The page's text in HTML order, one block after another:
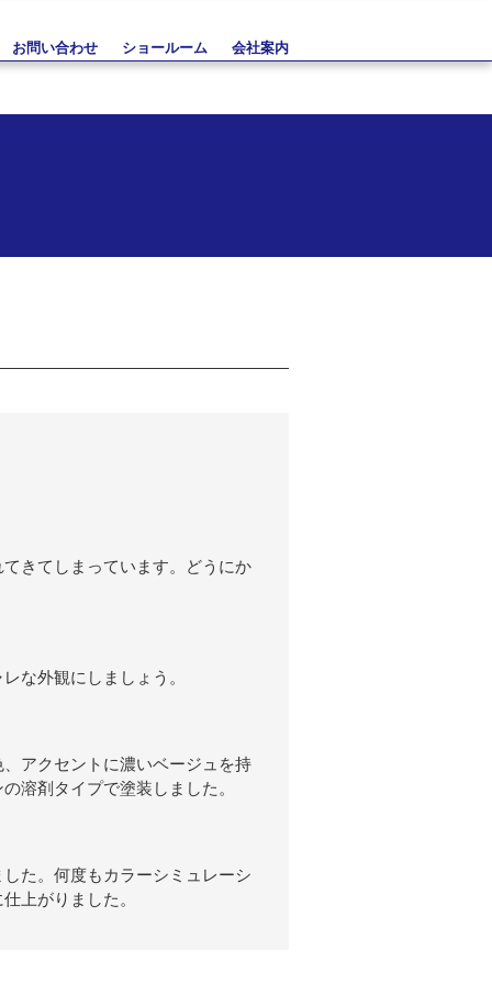
お問い合わせ ショールーム 会社案内
きてしまっています。どうにか
な外観にしましょう。
アクセントに濃いベージュを持
溶剤タイプで塗装しました。
た。何度もカラーシミュレーシ
上がりました。